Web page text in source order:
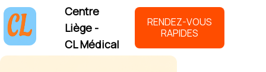
Centre
Liège -
CL Médical
RENDEZ-VOUS
RAPIDES